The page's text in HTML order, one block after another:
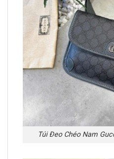
Túi Đeo Chéo Nam